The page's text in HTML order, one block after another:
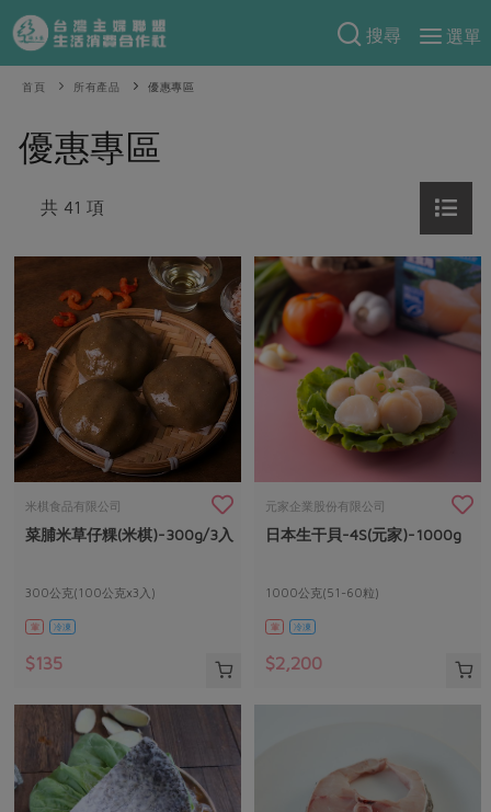
搜尋
選單
產品分類
當季蔬果
一籃菜
芽苗類
奶蛋豆・五穀
蛋 乳製品
豆製品 米麵雜糧
肉品・水產
水畜加工品
調理食材・點心
調味醬料/南北貨 烘焙
保健食品
居家好物
食譜料理
海鮮
常備菜
蔬食
蛋料理
料理方式
醬料
湯品．鍋物
涼拌沙拉
飲品
把最好的台灣味帶回家！
防災用品預購圓滿結束
2026年端午節預購圓滿結束
更多預購活動
傳到心坎裡，誠心又澎派
合作25-精選產品第四彈
更多當季產品
議題活動
主婦聯盟X樂齡網特約優惠案
30%rPET紅烏龍茶
觀點文章
主婦食堂 一籃菜真心話
社內大小事 合作聯合國
產品故事 生活提案
樂齡生活
廚房瑜伽
減硝酸鹽
減添加物
公益金
更多議題
關於合作社
認識合作社
關於我們
合作社組織
員工與求才
自主把關
檢驗報告
硝酸鹽檢驗
社員權益
合作社法規
重要公告
首頁 所有產品 優惠專區
優惠專區
共 41 項
米棋食品有限公司
菜脯米草仔粿(米棋)-300g/3入
300公克(100公克x3入)
葷 冷凍
$135
元家企業股份有限公司
日本生干貝-4S(元家)-1000g
1000公克(51-60粒)
葷 冷凍
$2,200